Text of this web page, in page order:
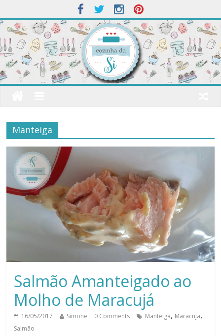
Manteiga
Salmão Amanteigado ao
Molho de Maracujá
16/05/2017 Simone 0 Comments Manteiga, Maracuja,
Salmão